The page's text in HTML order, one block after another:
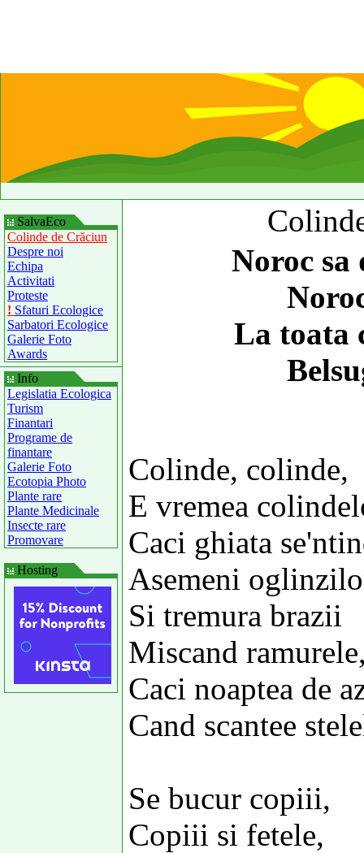
SalvaEco
Colinde de Crăciun
Despre noi
Echipa
Activitati
Proteste
! Sfaturi Ecologice
Sarbatori Ecologice
Galerie Foto
Awards
Info
Legislatia Ecologica
Turism
Finantari
Programe de
finantare
Galerie Foto
Ecotopia Photo
Plante rare
Plante Medicinale
Insecte rare
Promovare
Hosting
Noroc sa
La toata
Colinde, colinde,
E vremea
Caci ghiata
Asemeni
Si tremura brazii
Miscand
Caci noaptea de
Cand scantee
Se bucur copiii,
Copiii si fetele,